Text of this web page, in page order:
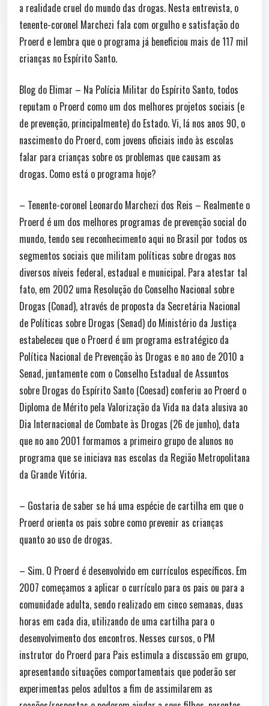
a realidade cruel do mundo das drogas. Nesta entrevista, o
tenente-coronel Marchezi fala com orgulho e satisfação do
Proerd e lembra que o programa já beneficiou mais de 117 mil
crianças no Espírito Santo.
Blog do Elimar – Na Polícia Militar do Espírito Santo, todos
reputam o Proerd como um dos melhores projetos sociais (e
de prevenção, principalmente) do Estado. Vi, lá nos anos 90, o
nascimento do Proerd, com jovens oficiais indo às escolas
falar para crianças sobre os problemas que causam as
drogas. Como está o programa hoje?
– Tenente-coronel Leonardo Marchezi dos Reis – Realmente o
Proerd é um dos melhores programas de prevenção social do
mundo, tendo seu reconhecimento aqui no Brasil por todos os
segmentos sociais que militam políticas sobre drogas nos
diversos níveis federal, estadual e municipal. Para atestar tal
fato, em 2002 uma Resolução do Conselho Nacional sobre
Drogas (Conad), através de proposta da Secretária Nacional
de Políticas sobre Drogas (Senad) do Ministério da Justiça
estabeleceu que o Proerd é um programa estratégico da
Política Nacional de Prevenção às Drogas e no ano de 2010 a
Senad, juntamente com o Conselho Estadual de Assuntos
sobre Drogas do Espírito Santo (Coesad) conferiu ao Proerd o
Diploma de Mérito pela Valorização da Vida na data alusiva ao
Dia Internacional de Combate às Drogas (26 de junho), data
que no ano 2001 formamos a primeiro grupo de alunos no
programa que se iniciava nas escolas da Região Metropolitana
da Grande Vitória.
– Gostaria de saber se há uma espécie de cartilha em que o
Proerd orienta os pais sobre como prevenir as crianças
quanto ao uso de drogas.
– Sim. O Proerd é desenvolvido em currículos específicos. Em
2007 começamos a aplicar o currículo para os pais ou para a
comunidade adulta, sendo realizado em cinco semanas, duas
horas em cada dia, utilizando de uma cartilha para o
desenvolvimento dos encontros. Nesses cursos, o PM
instrutor do Proerd para Pais estimula a discussão em grupo,
apresentando situações comportamentais que poderão ser
experimentas pelos adultos a fim de assimilarem as